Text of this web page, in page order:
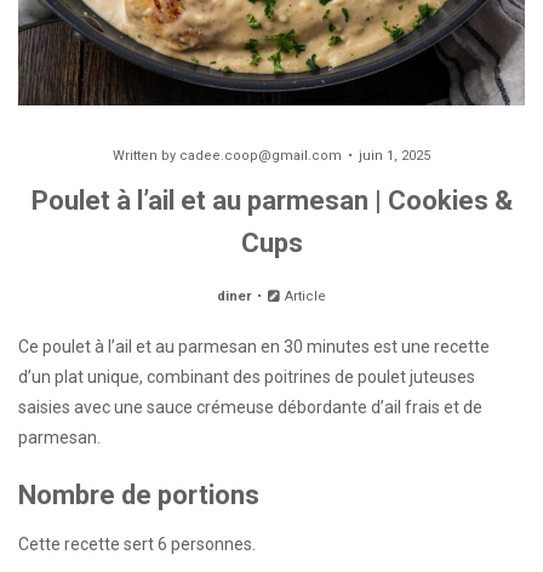
Written by cadee.coop@gmail.com juin 1, 2025
Poulet à l’ail et au parmesan | Cookies &
Cups
diner Article
Ce poulet à l’ail et au parmesan en 30 minutes est une recette
d’un plat unique, combinant des poitrines de poulet juteuses
saisies avec une sauce crémeuse débordante d’ail frais et de
parmesan.
Nombre de portions
Cette recette sert 6 personnes.